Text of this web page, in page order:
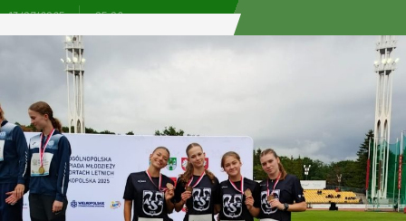
13/07/2025 05:09